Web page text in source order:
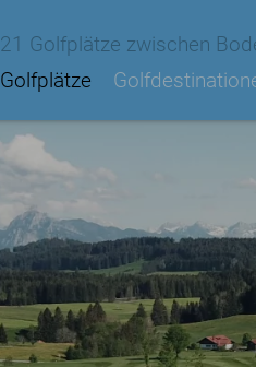
21 Golfplätze zwischen
Golfplätze